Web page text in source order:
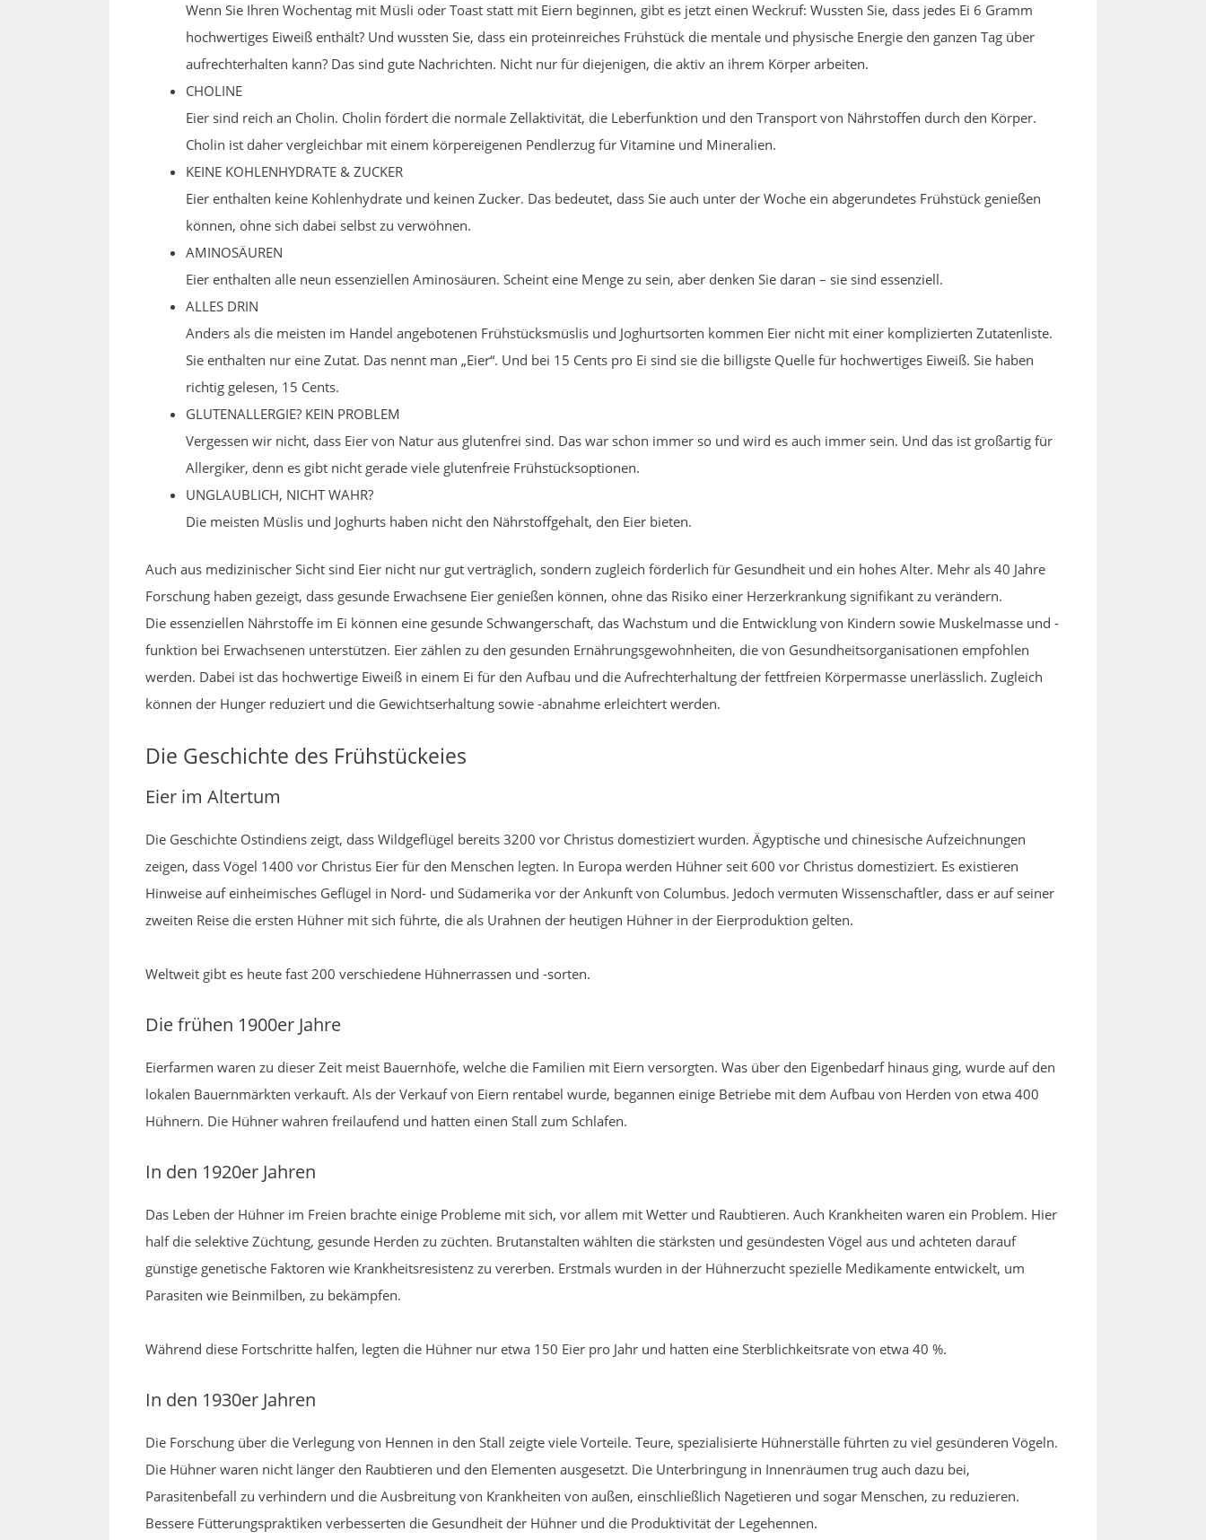
Wenn Sie Ihren Wochentag mit Müsli oder Toast statt mit Eiern beginnen, gibt es jetzt einen Weckruf: Wussten Sie, dass jedes Ei 6 Gramm
hochwertiges Eiweiß enthält? Und wussten Sie, dass ein proteinreiches Frühstück die mentale und physische Energie den ganzen Tag über
aufrechterhalten kann? Das sind gute Nachrichten. Nicht nur für diejenigen, die aktiv an ihrem Körper arbeiten.
CHOLINE
Eier sind reich an Cholin. Cholin fördert die normale Zellaktivität, die Leberfunktion und den Transport von Nährstoffen durch den Körper.
Cholin ist daher vergleichbar mit einem körpereigenen Pendlerzug für Vitamine und Mineralien.
KEINE KOHLENHYDRATE & ZUCKER
Eier enthalten keine Kohlenhydrate und keinen Zucker. Das bedeutet, dass Sie auch unter der Woche ein abgerundetes Frühstück genießen
können, ohne sich dabei selbst zu verwöhnen.
AMINOSÄUREN
Eier enthalten alle neun essenziellen Aminosäuren. Scheint eine Menge zu sein, aber denken Sie daran – sie sind essenziell.
ALLES DRIN
Anders als die meisten im Handel angebotenen Frühstücksmüslis und Joghurtsorten kommen Eier nicht mit einer komplizierten Zutatenliste.
Sie enthalten nur eine Zutat. Das nennt man „Eier“. Und bei 15 Cents pro Ei sind sie die billigste Quelle für hochwertiges Eiweiß. Sie haben
richtig gelesen, 15 Cents.
GLUTENALLERGIE? KEIN PROBLEM
Vergessen wir nicht, dass Eier von Natur aus glutenfrei sind. Das war schon immer so und wird es auch immer sein. Und das ist großartig für
Allergiker, denn es gibt nicht gerade viele glutenfreie Frühstücksoptionen.
UNGLAUBLICH, NICHT WAHR?
Die meisten Müslis und Joghurts haben nicht den Nährstoffgehalt, den Eier bieten.
Auch aus medizinischer Sicht sind Eier nicht nur gut verträglich, sondern zugleich förderlich für Gesundheit und ein hohes Alter. Mehr als 40 Jahre
Forschung haben gezeigt, dass gesunde Erwachsene Eier genießen können, ohne das Risiko einer Herzerkrankung signifikant zu verändern.
Die essenziellen Nährstoffe im Ei können eine gesunde Schwangerschaft, das Wachstum und die Entwicklung von Kindern sowie Muskelmasse und -
funktion bei Erwachsenen unterstützen. Eier zählen zu den gesunden Ernährungsgewohnheiten, die von Gesundheitsorganisationen empfohlen
werden. Dabei ist das hochwertige Eiweiß in einem Ei für den Aufbau und die Aufrechterhaltung der fettfreien Körpermasse unerlässlich. Zugleich
können der Hunger reduziert und die Gewichtserhaltung sowie -abnahme erleichtert werden.
Die Geschichte des Frühstückeies
Eier im Altertum
Die Geschichte Ostindiens zeigt, dass Wildgeflügel bereits 3200 vor Christus domestiziert wurden. Ägyptische und chinesische Aufzeichnungen
zeigen, dass Vögel 1400 vor Christus Eier für den Menschen legten. In Europa werden Hühner seit 600 vor Christus domestiziert. Es existieren
Hinweise auf einheimisches Geflügel in Nord- und Südamerika vor der Ankunft von Columbus. Jedoch vermuten Wissenschaftler, dass er auf seiner
zweiten Reise die ersten Hühner mit sich führte, die als Urahnen der heutigen Hühner in der Eierproduktion gelten.
Weltweit gibt es heute fast 200 verschiedene Hühnerrassen und -sorten.
Die frühen 1900er Jahre
Eierfarmen waren zu dieser Zeit meist Bauernhöfe, welche die Familien mit Eiern versorgten. Was über den Eigenbedarf hinaus ging, wurde auf den
lokalen Bauernmärkten verkauft. Als der Verkauf von Eiern rentabel wurde, begannen einige Betriebe mit dem Aufbau von Herden von etwa 400
Hühnern. Die Hühner wahren freilaufend und hatten einen Stall zum Schlafen.
In den 1920er Jahren
Das Leben der Hühner im Freien brachte einige Probleme mit sich, vor allem mit Wetter und Raubtieren. Auch Krankheiten waren ein Problem. Hier
half die selektive Züchtung, gesunde Herden zu züchten. Brutanstalten wählten die stärksten und gesündesten Vögel aus und achteten darauf
günstige genetische Faktoren wie Krankheitsresistenz zu vererben. Erstmals wurden in der Hühnerzucht spezielle Medikamente entwickelt, um
Parasiten wie Beinmilben, zu bekämpfen.
Während diese Fortschritte halfen, legten die Hühner nur etwa 150 Eier pro Jahr und hatten eine Sterblichkeitsrate von etwa 40 %.
In den 1930er Jahren
Die Forschung über die Verlegung von Hennen in den Stall zeigte viele Vorteile. Teure, spezialisierte Hühnerställe führten zu viel gesünderen Vögeln.
Die Hühner waren nicht länger den Raubtieren und den Elementen ausgesetzt. Die Unterbringung in Innenräumen trug auch dazu bei,
Parasitenbefall zu verhindern und die Ausbreitung von Krankheiten von außen, einschließlich Nagetieren und sogar Menschen, zu reduzieren.
Bessere Fütterungspraktiken verbesserten die Gesundheit der Hühner und die Produktivität der Legehennen.